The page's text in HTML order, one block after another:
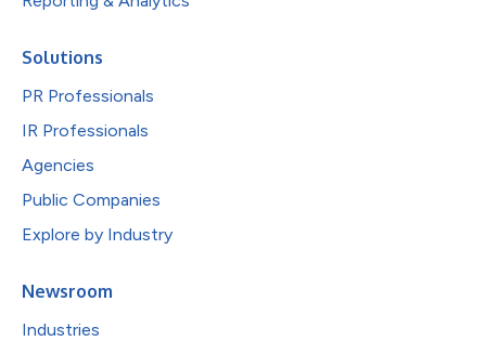
Solutions
PR Professionals
IR Professionals
Agencies
Public Companies
Explore by Industry
Newsroom
Industries